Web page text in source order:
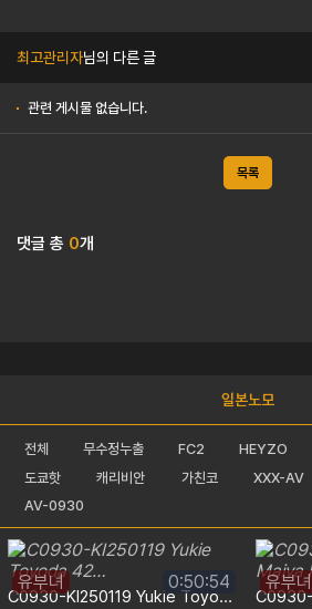
최고관리자님의 다른 글
관련 게시물 없습니다.
목록
댓글 총 0개
일본노모
전체 무수정누출 FC2 HEYZO
도쿄핫
캐리비안 가친코 XXX-AV
AV-0930
C0930-KI250119 Yukie Toyoda 42…
유부녀 0:50:54 유부녀